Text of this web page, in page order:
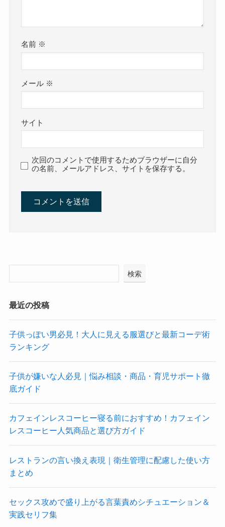
名前 ※
メール ※
サイト
次回のコメントで使用するためブラウザーに自分
の名前、メールアドレス、サイトを保存する。
検索
最近の投稿
子供っぽい男必見！大人に見える服選びと最新コーデ術
ランキング
子供が嫌いな人必見｜悩み相談・商品・育児サポート徹
底ガイド
カフェインレスコーヒー寝る前におすすめ！カフェイン
レスコーヒー人気商品と選び方ガイド
レストランの言い換え表現｜衛生管理に配慮した使い方
まとめ
セックス攻めで盛り上がる言葉責めシチュエーション＆
実践セリフ集